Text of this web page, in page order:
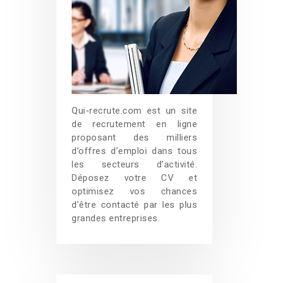
Qui-recrute.com est un site
de recrutement en ligne
proposant des milliers
d’offres d’emploi dans tous
les secteurs d’activité.
Déposez votre CV et
optimisez vos chances
d’être contacté par les plus
grandes entreprises.